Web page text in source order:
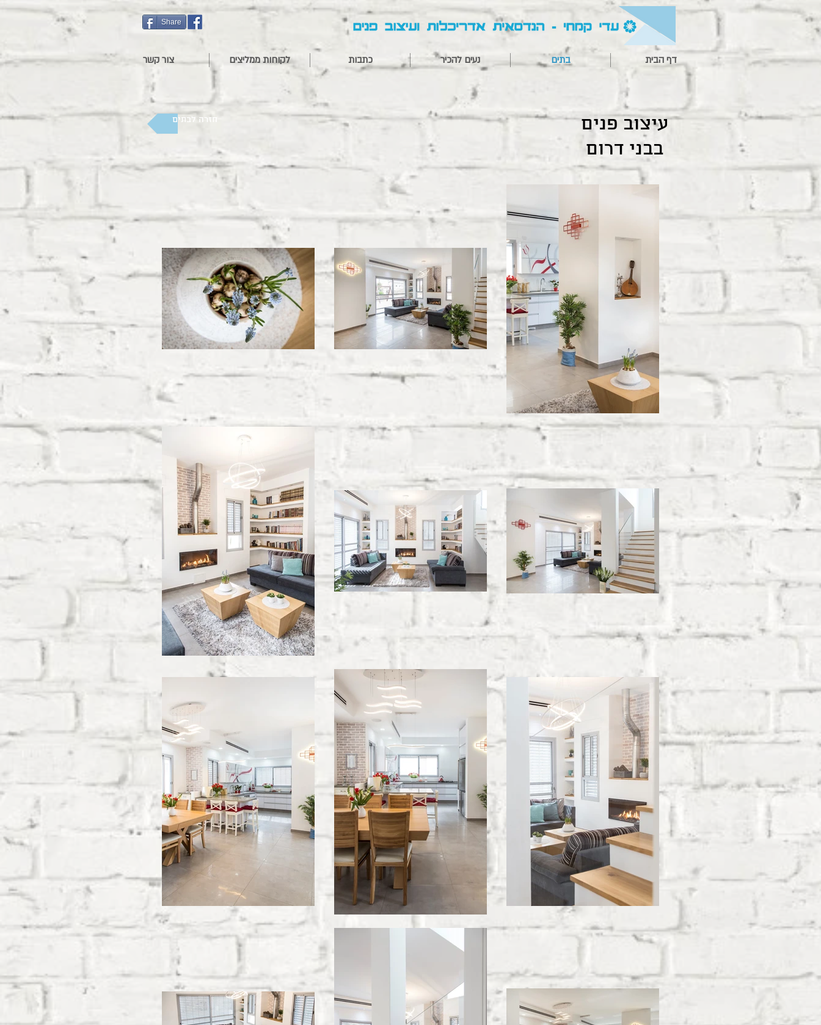
Share
צור קשר לקוחות ממליצים כתבות נעים להכיר בתים דף הבית
חזרה לבתים
עיצוב פנים
בבני דרום